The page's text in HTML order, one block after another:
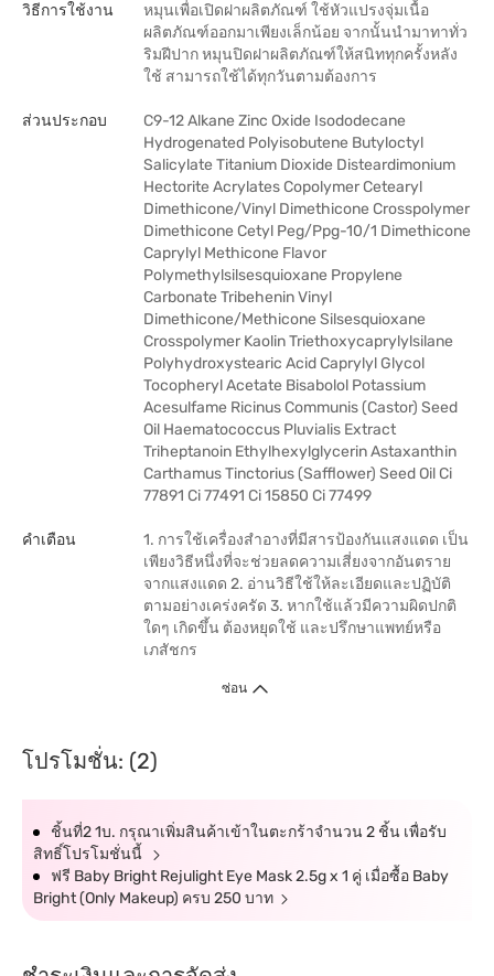
วิธีการใช้งาน
หมุนเพื่อเปิดฝาผลิตภัณฑ์ ใช้หัวแปรงจุ่มเนื้อ
ผลิตภัณฑ์ออกมาเพียงเล็กน้อย จากนั้นนำมาทาทั่ว
ริมฝีปาก หมุนปิดฝาผลิตภัณฑ์ให้สนิททุกครั้งหลัง
ใช้ สามารถใช้ได้ทุกวันตามต้องการ
ส่วนประกอบ
C9-12 Alkane Zinc Oxide Isododecane
Hydrogenated Polyisobutene Butyloctyl
Salicylate Titanium Dioxide Disteardimonium
Hectorite Acrylates Copolymer Cetearyl
Dimethicone/Vinyl Dimethicone Crosspolymer
Dimethicone Cetyl Peg/Ppg-10/1 Dimethicone
Caprylyl Methicone Flavor
Polymethylsilsesquioxane Propylene
Carbonate Tribehenin Vinyl
Dimethicone/Methicone Silsesquioxane
Crosspolymer Kaolin Triethoxycaprylylsilane
Polyhydroxystearic Acid Caprylyl Glycol
Tocopheryl Acetate Bisabolol Potassium
Acesulfame Ricinus Communis (Castor) Seed
Oil Haematococcus Pluvialis Extract
Triheptanoin Ethylhexylglycerin Astaxanthin
Carthamus Tinctorius (Safflower) Seed Oil Ci
77891 Ci 77491 Ci 15850 Ci 77499
คำเตือน
1. การใช้เครื่องสำอางที่มีสารป้องกันแสงแดด เป็น
เพียงวิธีหนึ่งที่จะช่วยลดความเสี่ยงจากอันตราย
จากแสงแดด 2. อ่านวิธีใช้ให้ละเอียดและปฏิบัติ
ตามอย่างเคร่งครัด 3. หากใช้แล้วมีความผิดปกติ
ใดๆ เกิดขึ้น ต้องหยุดใช้ และปรึกษาแพทย์หรือ
เภสัชกร
ซ่อน
โปรโมชั่น: (2)
ชิ้นที่2 1บ. กรุณาเพิ่มสินค้าเข้าในตะกร้าจำนวน 2 ชิ้น เพื่อรับ
สิทธิ์โปรโมชั่นนี้
ฟรี Baby Bright Rejulight Eye Mask 2.5g x 1 คู่ เมื่อซื้อ Baby
Bright (Only Makeup) ครบ 250 บาท